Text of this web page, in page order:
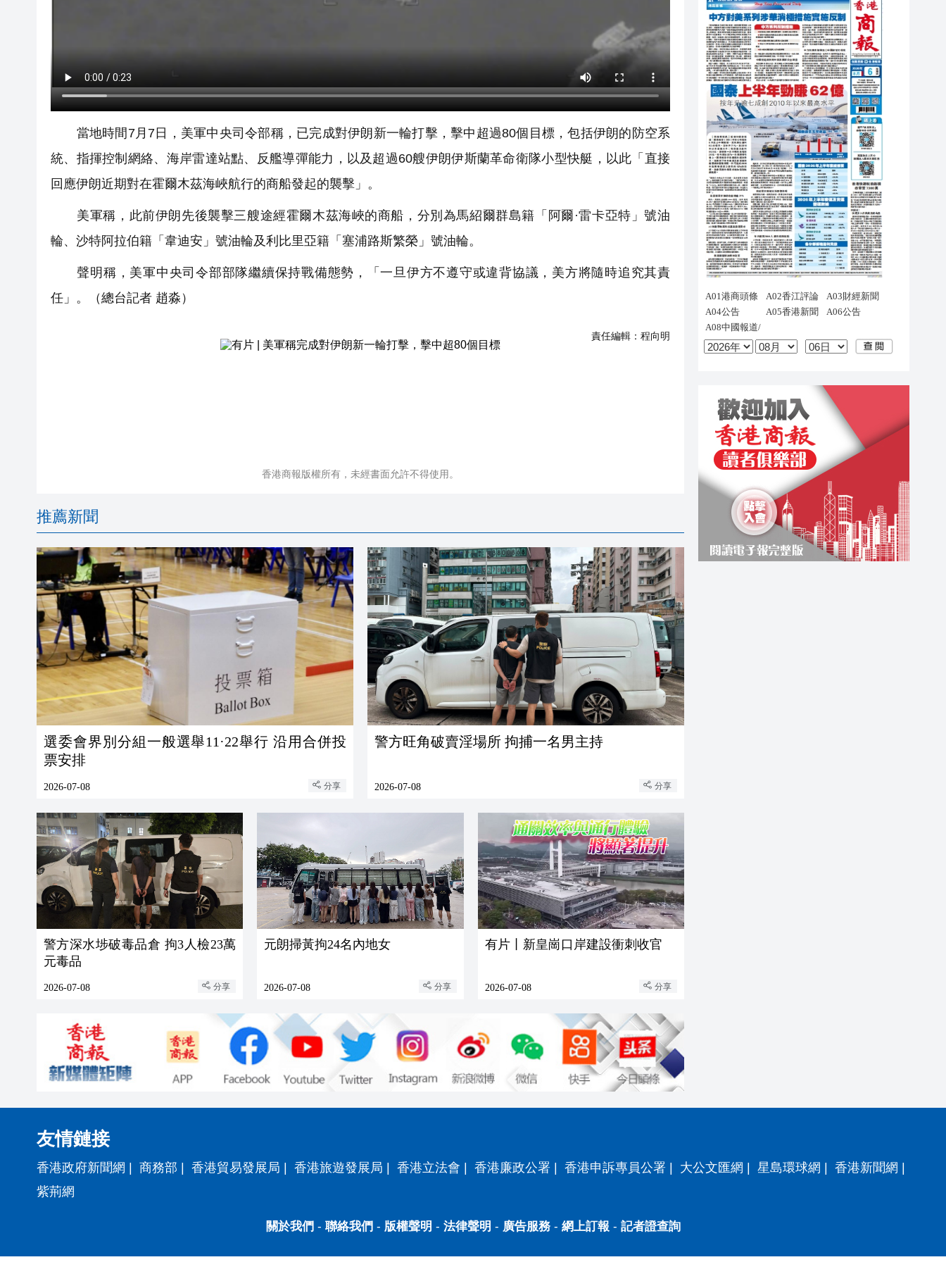
當地時間7月7日，美軍中央司令部稱，已完成對伊朗新一輪打擊，擊中超過80個目標，包括伊朗的防空系
統、指揮控制網絡、海岸雷達站點、反艦導彈能力，以及超過60艘伊朗伊斯蘭革命衛隊小型快艇，以此「直接
回應伊朗近期對在霍爾木茲海峽航行的商船發起的襲擊」。
美軍稱，此前伊朗先後襲擊三艘途經霍爾木茲海峽的商船，分別為馬紹爾群島籍「阿爾·雷卡亞特」號油
輪、沙特阿拉伯籍「韋迪安」號油輪及利比里亞籍「塞浦路斯繁榮」號油輪。
聲明稱，美軍中央司令部部隊繼續保持戰備態勢，「一旦伊方不遵守或違背協議，美方將隨時追究其責
任」。（總台記者 趙淼）
責任編輯： 程向明
香港商報版權所有，未經書面允許不得使用。
推薦新聞
選委會界別分組一般選舉11·22舉行 沿用合併投
票安排
2026-07-08 分享
警方旺角破賣淫場所 拘捕一名男主持
2026-07-08 分享
警方深水埗破毒品倉 拘3人檢23萬
元毒品
2026-07-08 分享
元朗掃黃拘24名內地女
2026-07-08 分享
有片丨新皇崗口岸建設衝刺收官
2026-07-08 分享
友情鏈接
香港政府新聞網 | 商務部 | 香港貿易發展局 | 香港旅遊發展局 | 香港立法會 | 香港廉政公署 | 香港申訴專員公署 | 大公文匯網 | 星島環球網 | 香港新聞網 |
紫荊網
關於我們 - 聯絡我們 - 版權聲明 - 法律聲明 - 廣告服務- 網上訂報 - 記者證查詢